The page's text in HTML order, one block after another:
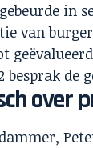
in
van
besprak de
over